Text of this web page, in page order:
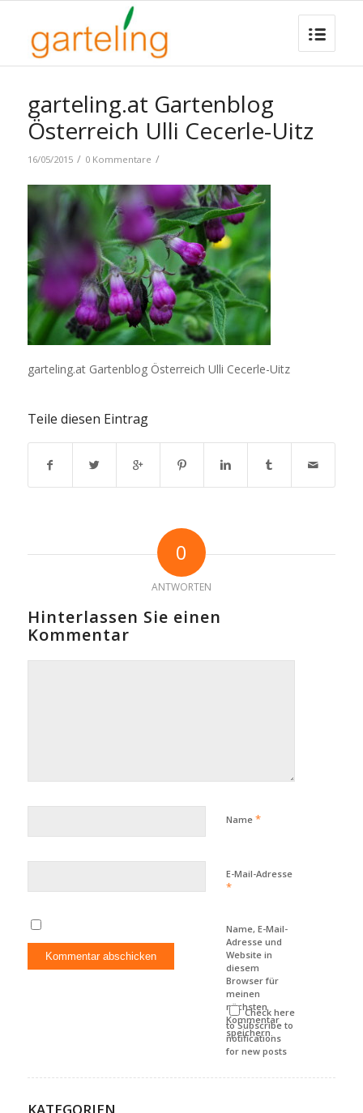
garteling.at Gartenblog
Österreich Ulli Cecerle-Uitz
16/05/2015 / 0 Kommentare /
garteling.at Gartenblog Österreich Ulli Cecerle-Uitz
Teile diesen Eintrag
0
ANTWORTEN
Hinterlassen Sie einen
Kommentar
Name *
E-Mail-Adresse
*
Name, E-Mail-
Adresse und
Website in
diesem
Browser für
meinen
nächsten
Kommentar
speichern.
Check here
to Subscribe to
notifications
for new posts
KATEGORIEN